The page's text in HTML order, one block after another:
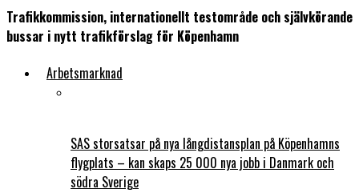
Trafikkommission, internationellt testområde och självkörande
bussar i nytt trafikförslag för Köpenhamn
Arbetsmarknad
SAS storsatsar på nya långdistansplan på Köpenhamns
flygplats – kan skaps 25 000 nya jobb i Danmark och
södra Sverige